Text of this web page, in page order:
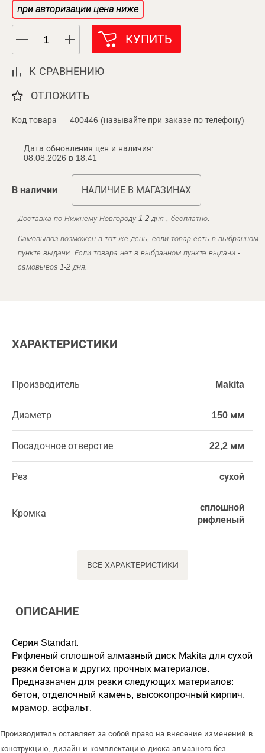
при авторизации цена ниже
КУПИТЬ
К СРАВНЕНИЮ
ОТЛОЖИТЬ
Код товара — 400446 (называйте при заказе по телефону)
Дата обновления цен и наличия:
08.08.2026 в 18:41
В наличии НАЛИЧИЕ В МАГАЗИНАХ
Доставка по Нижнему Новгороду 1-2 дня , бесплатно.
Самовывоз возможен в тот же день, если товар есть в выбранном
пункте выдачи. Если товара нет в выбранном пункте выдачи -
самовывоз 1-2 дня.
ХАРАКТЕРИСТИКИ
Производитель Makita
Диаметр 150 мм
Посадочное отверстие 22,2 мм
Рез сухой
Кромка
сплошной
рифленый
ВСЕ ХАРАКТЕРИСТИКИ
ОПИСАНИЕ
Серия Standart.
Рифленый сплошной алмазный диск Makita для сухой
резки бетона и других прочных материалов.
Предназначен для резки следующих материалов:
бетон, отделочный камень, высокопрочный кирпич,
мрамор, асфальт.
Производитель оставляет за собой право на внесение изменений в
конструкцию, дизайн и комплектацию диска алмазного без